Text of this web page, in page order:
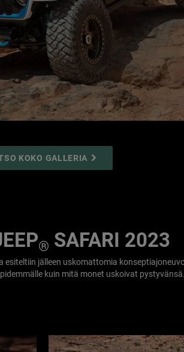
KOKO GALLERIA
® SAFARI 2023
esiteltiin jälleen uskomattomia
kuin mitä monet uskoivat pystyvänsä.